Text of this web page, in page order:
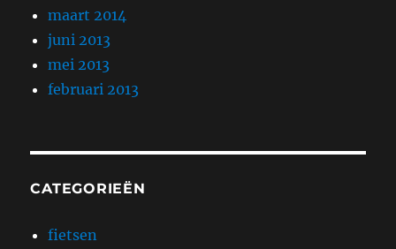
maart 2014
juni 2013
mei 2013
februari 2013
CATEGORIEËN
fietsen